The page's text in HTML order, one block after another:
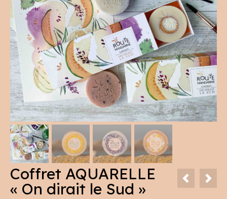
Coffret AQUARELLE
« On dirait le Sud »